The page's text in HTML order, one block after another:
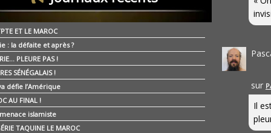
ET LE MAROC
: la défaite et après ?
PLEURE PAS !
SÉNÉGALAIS !
défie l’Amérique
AU FINAL !
islamiste
TAQUINE LE MAROC
sur
Il